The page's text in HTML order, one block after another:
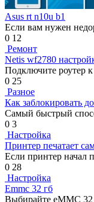
Asus rt n10u b1
Если вам нужен
0 12
Ремонт
Netis wf2780
Подключите роутер к
0 25
Разное
Как заблокировать
Самый быстрый
0 3
Настройка
Принтер печатает
Если принтер начал
0 28
Настройка
Emmc 32 гб
Выбирайте eMMC